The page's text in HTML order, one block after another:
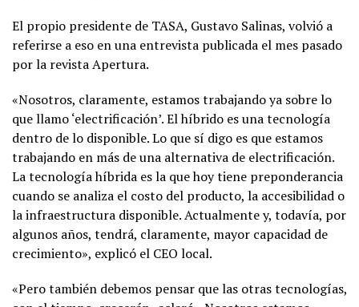
El propio presidente de TASA, Gustavo Salinas, volvió a
referirse a eso en una entrevista publicada el mes pasado
por la revista Apertura.
«Nosotros, claramente, estamos trabajando ya sobre lo
que llamo ‘electrificación’. El híbrido es una tecnología
dentro de lo disponible. Lo que sí digo es que estamos
trabajando en más de una alternativa de electrificación.
La tecnología híbrida es la que hoy tiene preponderancia
cuando se analiza el costo del producto, la accesibilidad o
la infraestructura disponible. Actualmente y, todavía, por
algunos años, tendrá, claramente, mayor capacidad de
crecimiento», explicó el CEO local.
«Pero también debemos pensar que las otras tecnologías,